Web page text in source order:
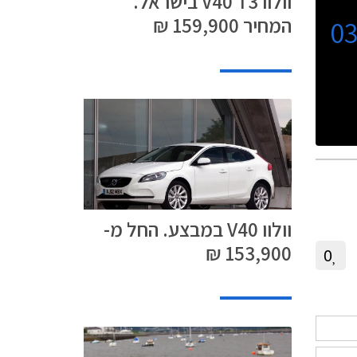
0
המחיר 159,900 ₪
וולוו V40 במבצע. החל מ-
153,900 ₪